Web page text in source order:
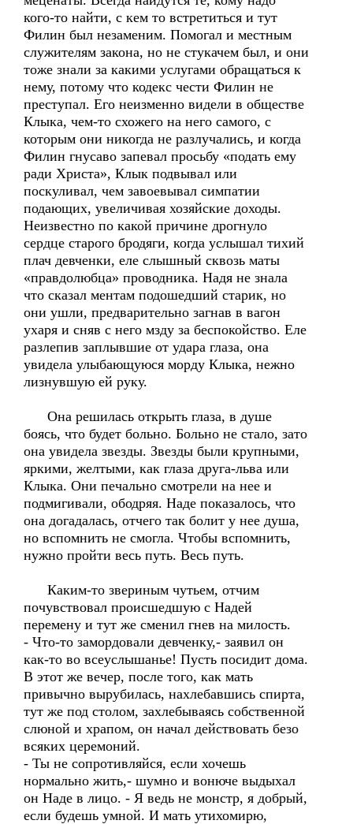
кого-то найти, с кем то встретиться и тут
Филин был незаменим. Помогал и местным
служителям закона, но не стукачем был, и они
тоже знали за какими услугами обращаться к
нему, потому что кодекс чести Филин не
преступал. Его неизменно видели в обществе
Клыка, чем-то схожего на него самого, с
которым они никогда не разлучались, и когда
Филин гнусаво запевал просьбу «подать ему
ради Христа», Клык подвывал или
поскуливал, чем завоевывал симпатии
подающих, увеличивая хозяйские доходы.
Неизвестно по какой причине дрогнуло
сердце старого бродяги, когда услышал тихий
плач девченки, еле слышный сквозь маты
«правдолюбца» проводника. Надя не знала
что сказал ментам подошедший старик, но
они ушли, предварительно загнав в вагон
ухаря и сняв с него мзду за беспокойство. Еле
разлепив заплывшие от удара глаза, она
увидела улыбающуюся морду Клыка, нежно
лизнувшую ей руку.
Она решилась открыть глаза, в душе
боясь, что будет больно. Больно не стало, зато
она увидела звезды. Звезды были крупными,
яркими, желтыми, как глаза друга-льва или
Клыка. Они печально смотрели на нее и
подмигивали, ободряя. Наде показалось, что
она догадалась, отчего так болит у нее душа,
но вспомнить не смогла. Чтобы вспомнить,
нужно пройти весь путь. Весь путь.
Каким-то звериным чутьем, отчим
почувствовал происшедшую с Надей
перемену и тут же сменил гнев на милость.
- Что-то замордовали девченку,- заявил он
как-то во всеуслышанье! Пусть посидит дома.
В этот же вечер, после того, как мать
привычно вырубилась, нахлебавшись спирта,
тут же под столом, захлебываясь собственной
слюной и храпом, он начал действовать безо
всяких церемоний.
- Ты не сопротивляйся, если хочешь
нормально жить,- шумно и вонюче выдыхал
он Наде в лицо. - Я ведь не монстр, я добрый,
если будешь умной. И мать утихомирю,